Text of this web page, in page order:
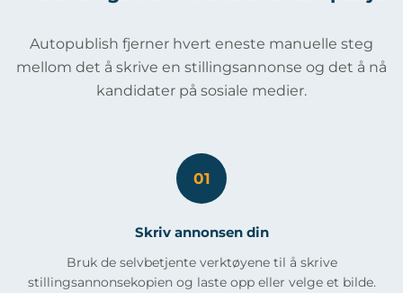
Autopublish fjerner hvert eneste manuelle steg
mellom det å skrive en stillingsannonse og det å nå
kandidater på sosiale medier.
01
Skriv annonsen din
Bruk de selvbetjente verktøyene til å skrive
stillingsannonsekopien og laste opp eller velge et bilde.